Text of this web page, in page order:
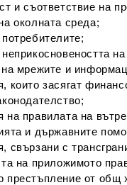
и съответствие на
околната среда;
на мрежите и
които засягат
на правилата на
и държавните
свързани с
на приложимото
престъпление от общ